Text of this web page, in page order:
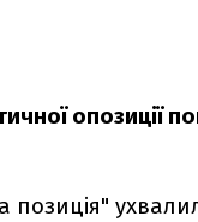
опозиції
позиція"